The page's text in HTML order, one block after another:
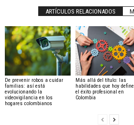
ARTÍCULOS RELACIONADOS
De prevenir robos a cuidar
familias: así está
evolucionando la
videovigilancia en los
hogares colombianos
Más allá del título: las
habilidades que hoy
el éxito profesional en
Colombia